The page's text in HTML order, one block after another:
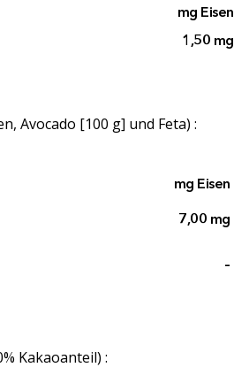
mg Eisen
1,50 mg
Avocado [100 g] und Feta) :
mg Eisen
7,00 mg
–
Kakaoanteil) :